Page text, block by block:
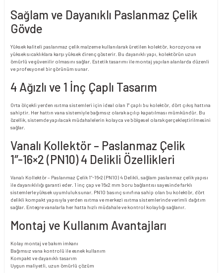
Sağlam ve Dayanıklı Paslanmaz Çelik
Gövde
Yüksek kaliteli paslanmaz çelik malzeme kullanılarak üretilen kolektör, korozyona ve
yüksek sıcaklıklara karşı yüksek direnç gösterir. Bu dayanıklı yapı, kolektörün uzun
ömürlü ve güvenilir olmasını sağlar. Estetik tasarımı ile montaj yapılan alanlarda düzenli
ve profesyonel bir görünüm sunar.
4 Ağızlı ve 1 İnç Çaplı Tasarım
Orta ölçekli yerden ısıtma sistemleri için ideal olan 1" çaplı bu kolektör, dört çıkış hattına
sahiptir. Her hattın vana sistemiyle bağımsız olarak açılıp kapatılması mümkündür. Bu
özellik, sistemde yapılacak müdahalelerin kolayca ve bölgesel olarak gerçekleştirilmesini
sağlar.
Vanalı Kollektör – Paslanmaz Çelik
1″-16×2 (PN10) 4 Delikli Özellikleri
Vanalı Kollektör – Paslanmaz Çelik 1″-16×2 (PN10) 4 Delikli, sağlam paslanmaz çelik yapısı
ile dayanıklılığı garanti eder. 1 inç çap ve 16x2 mm boru bağlantısı sayesinde farklı
sistemlerle yüksek uyumluluk sunar. PN10 basınç sınıfına sahip olan bu kolektör, dört
delikli kompakt yapısıyla yerden ısıtma ve merkezi ısıtma sistemlerinde verimli dağıtım
sağlar. Entegre vanalarla her hatta hızlı müdahale ve kontrol kolaylığı sağlanır.
Montaj ve Kullanım Avantajları
Kolay montaj ve bakım imkanı
Bağımsız vana kontrolü ile esnek kullanım
Kompakt ve dayanıklı tasarım
Uygun maliyetli, uzun ömürlü çözüm